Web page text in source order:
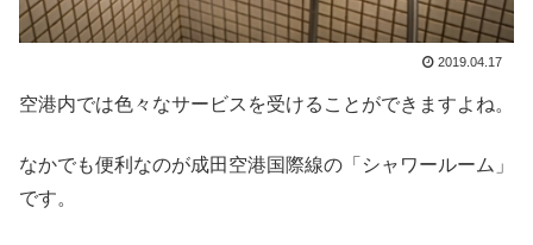
2019.04.17
空港内では色々なサービスを受けることができますよね。
なかでも便利なのが成田空港国際線の「シャワールーム」
です。